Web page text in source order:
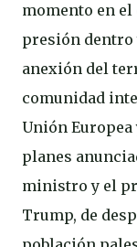
momento en
presión dentro
anexión del
comunidad
Unión Europea
planes
ministro y el
Trump, de